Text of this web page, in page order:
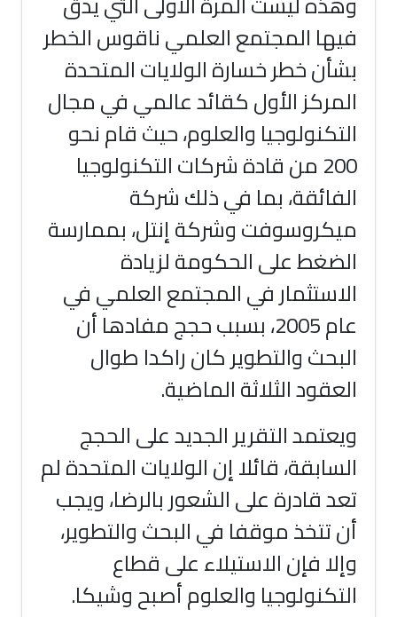
فيها المجتمع العلمي ناقوس الخطر
بشأن خطر خسارة الولايات المتحدة
المركز الأول كقائد عالمي في مجال
التكنولوجيا والعلوم، حيث قام نحو
200 من قادة شركات التكنولوجيا
الفائقة، بما في ذلك شركة
ميكروسوفت وشركة إنتل، بممارسة
الضغط على الحكومة لزيادة
الاستثمار في المجتمع العلمي في
عام 2005، بسبب حجج مفادها أن
البحث والتطوير كان راكدا طوال
العقود الثلاثة الماضية.
ويعتمد التقرير الجديد على الحجج
السابقة، قائلا إن الولايات المتحدة لم
تعد قادرة على الشعور بالرضا، ويجب
أن تتخذ موقفا في البحث والتطوير،
وإلا فإن الاستيلاء على قطاع
التكنولوجيا والعلوم أصبح وشيكا.